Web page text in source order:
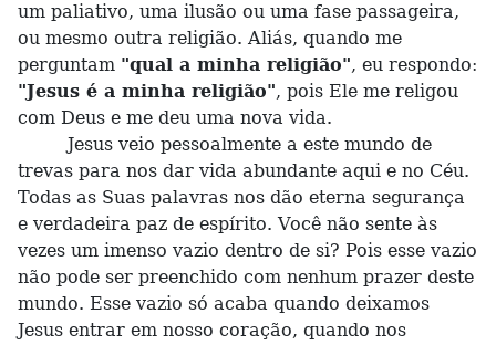
um paliativo, uma ilusão ou uma fase passageira,
ou mesmo outra religião. Aliás, quando me
perguntam "qual a minha religião", eu respondo:
"Jesus é a minha religião", pois Ele me religou
com Deus e me deu uma nova vida.
Jesus veio pessoalmente a este mundo de
trevas para nos dar vida abundante aqui e no Céu.
Todas as Suas palavras nos dão eterna segurança
e verdadeira paz de espírito. Você não sente às
vezes um imenso vazio dentro de si? Pois esse vazio
não pode ser preenchido com nenhum prazer deste
mundo. Esse vazio só acaba quando deixamos
Jesus entrar em nosso coração, quando nos